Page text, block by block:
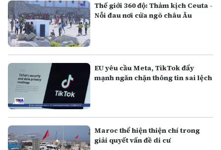
Thế giới 360 độ: Thảm kịch Ceuta -
Nỗi đau nơi cửa ngõ châu Âu
EU yêu cầu Meta, TikTok đẩy
mạnh ngăn chặn thông tin sai lệch
Maroc thể hiện thiện chí trong
giải quyết vấn đề di cư